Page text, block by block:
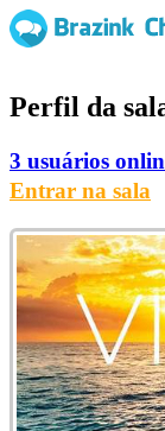
Perfil da
3 usuários
Entrar na sala